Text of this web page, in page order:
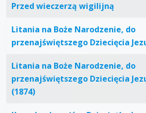
Przed wieczerzą wigilijną
Litania na Boże Narodzenie, do
przenajświętszego Dziecięcia
Litania na Boże Narodzenie, do
przenajświętszego Dziecięcia
(1874)